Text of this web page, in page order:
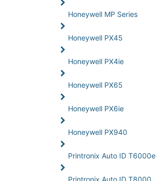
Honeywell MP Series
Honeywell PX45
Honeywell PX4ie
Honeywell PX65
Honeywell PX6ie
Honeywell PX940
Printronix Auto ID T6000e
Printronix Auto ID T8000